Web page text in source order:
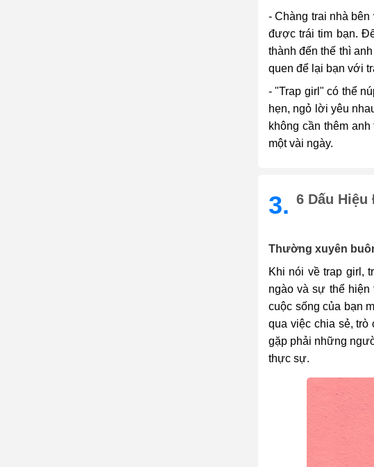
- Chàng trai nhà
được trái tim bạn.
thành đến thế thì
quen để lại bạn với
- "Trap girl" có thể
hẹn, ngỏ lời yêu
không cần thêm
một vài ngày.
3. 6 Dấu Hiệu
Thường xuyên
Khi nói về trap girl,
ngào và sự thể hiện
cuộc sống của bạn
qua việc chia sẻ, trò
gặp phải những
thực sự.